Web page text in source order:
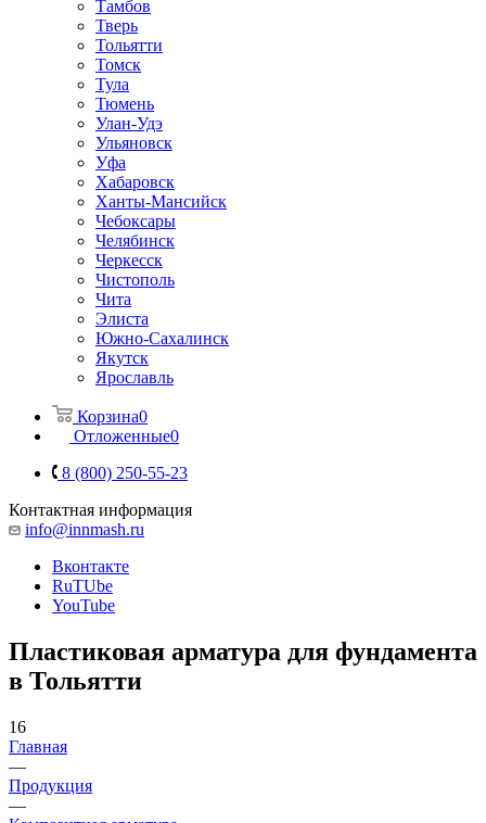
Тамбов
Тверь
Тольятти
Томск
Тула
Тюмень
Улан-Удэ
Ульяновск
Уфа
Хабаровск
Ханты-Мансийск
Чебоксары
Челябинск
Черкесск
Чистополь
Чита
Элиста
Южно-Сахалинск
Якутск
Ярославль
Корзина0
Отложенные0
8 (800) 250-55-23
Контактная информация
info@innmash.ru
Вконтакте
RuTUbe
YouTube
Пластиковая арматура для фундамента
в Тольятти
16
Главная
—
Продукция
—